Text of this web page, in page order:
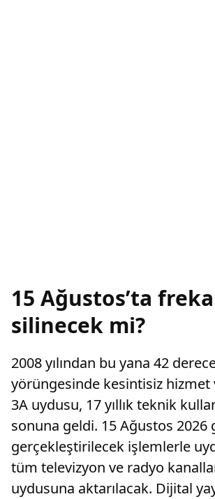
15 Ağustos’ta
silinecek mi?
2008 yılından bu yana 42
yörüngesinde kesintisiz hizmet
3A uydusu, 17 yıllık teknik
sonuna geldi. 15 Ağustos 2026
gerçekleştirilecek işlemlerle
tüm televizyon ve radyo
uydusuna aktarılacak. Dijital